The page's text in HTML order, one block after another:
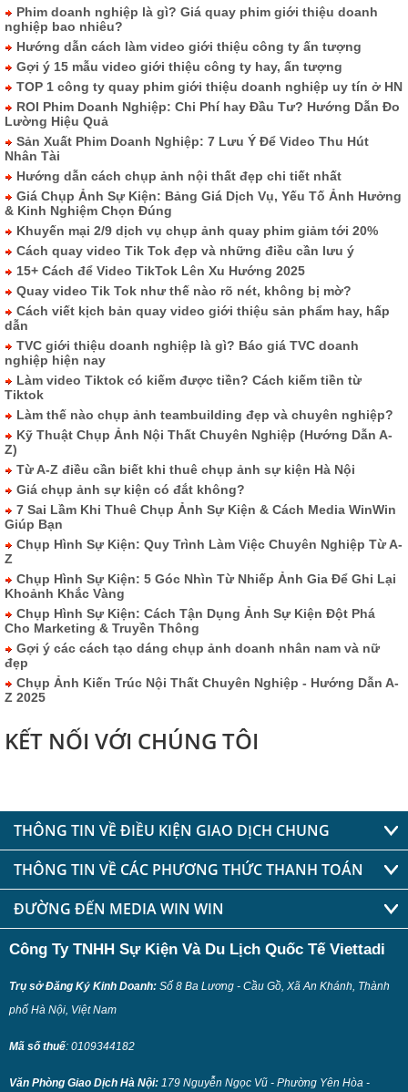
Phim doanh nghiệp là gì? Giá quay phim giới thiệu doanh
nghiệp bao nhiêu?
Hướng dẫn cách làm video giới thiệu công ty ấn tượng
Gợi ý 15 mẫu video giới thiệu công ty hay, ấn tượng
TOP 1 công ty quay phim giới thiệu doanh nghiệp uy tín ở HN
ROI Phim Doanh Nghiệp: Chi Phí hay Đầu Tư? Hướng Dẫn Đo
Lường Hiệu Quả
Sản Xuất Phim Doanh Nghiệp: 7 Lưu Ý Để Video Thu Hút
Nhân Tài
Hướng dẫn cách chụp ảnh nội thất đẹp chi tiết nhất
Giá Chụp Ảnh Sự Kiện: Bảng Giá Dịch Vụ, Yếu Tố Ảnh Hưởng
& Kinh Nghiệm Chọn Đúng
Khuyến mại 2/9 dịch vụ chụp ảnh quay phim giảm tới 20%
Cách quay video Tik Tok đẹp và những điều cần lưu ý
15+ Cách để Video TikTok Lên Xu Hướng 2025
Quay video Tik Tok như thế nào rõ nét, không bị mờ?
Cách viết kịch bản quay video giới thiệu sản phẩm hay, hấp
dẫn
TVC giới thiệu doanh nghiệp là gì? Báo giá TVC doanh
nghiệp hiện nay
Làm video Tiktok có kiếm được tiền? Cách kiếm tiền từ
Tiktok
Làm thế nào chụp ảnh teambuilding đẹp và chuyên nghiệp?
Kỹ Thuật Chụp Ảnh Nội Thất Chuyên Nghiệp (Hướng Dẫn A-
Z)
Từ A-Z điều cần biết khi thuê chụp ảnh sự kiện Hà Nội
Giá chụp ảnh sự kiện có đắt không?
7 Sai Lầm Khi Thuê Chụp Ảnh Sự Kiện & Cách Media WinWin
Giúp Bạn
Chụp Hình Sự Kiện: Quy Trình Làm Việc Chuyên Nghiệp Từ A-
Z
Chụp Hình Sự Kiện: 5 Góc Nhìn Từ Nhiếp Ảnh Gia Để Ghi Lại
Khoảnh Khắc Vàng
Chụp Hình Sự Kiện: Cách Tận Dụng Ảnh Sự Kiện Đột Phá
Cho Marketing & Truyền Thông
Gợi ý các cách tạo dáng chụp ảnh doanh nhân nam và nữ
đẹp
Chụp Ảnh Kiến Trúc Nội Thất Chuyên Nghiệp - Hướng Dẫn A-
Z 2025
KẾT NỐI VỚI CHÚNG TÔI
THÔNG TIN VỀ ĐIỀU KIỆN GIAO DỊCH CHUNG
THÔNG TIN VỀ CÁC PHƯƠNG THỨC THANH TOÁN
ĐƯỜNG ĐẾN MEDIA WIN WIN
Công Ty TNHH Sự Kiện Và Du Lịch Quốc Tế Viettadi
Trụ sở Đăng Ký Kinh Doanh: Số 8 Ba Lương - Cầu Gồ, Xã An Khánh, Thành
phố Hà Nội, Việt Nam
Mã số thuế: 0109344182
Văn Phòng Giao Dịch Hà Nội: 179 Nguyễn Ngọc Vũ - Phường Yên Hòa -